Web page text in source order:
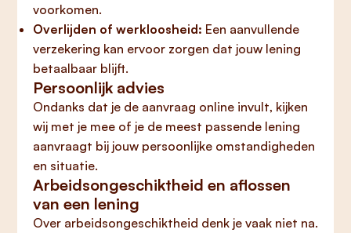
voorkomen.
Overlijden of werkloosheid: Een aanvullende
verzekering kan ervoor zorgen dat jouw lening
betaalbaar blijft.
Persoonlijk advies
Ondanks dat je de aanvraag online invult, kijken
wij met je mee of je de meest passende lening
aanvraagt bij jouw persoonlijke omstandigheden
en situatie.
Arbeidsongeschiktheid en aflossen
van een lening
Over arbeidsongeschiktheid denk je vaak niet na.